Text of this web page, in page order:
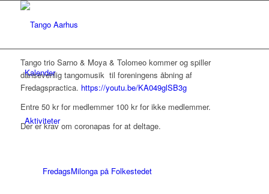
Kalender
Aktiviteter
FredagsMilonga på Folkestedet
Tango trio Sarno & Moya & Tolomeo kommer og spiller
dansevenlig tangomusik til foreningens åbning af
Fredagspractica. https://youtu.be/KA049glSB3g
Entre 50 kr for medlemmer 100 kr for ikke medlemmer.
Der er krav om coronapas for at deltage.